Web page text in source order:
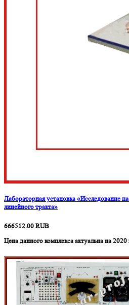
Лабораторная установка «Исследование
линейного тракта»
666512.00 RUB
Цена данного комплекса актуальна на 2020